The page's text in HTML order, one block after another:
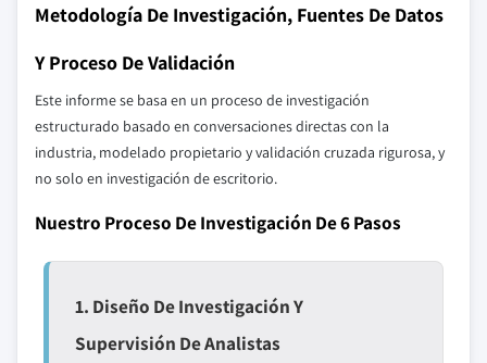
Metodología De Investigación, Fuentes De Datos
Y Proceso De Validación
Este informe se basa en un proceso de investigación
estructurado basado en conversaciones directas con la
industria, modelado propietario y validación cruzada rigurosa, y
no solo en investigación de escritorio.
Nuestro Proceso De Investigación De 6 Pasos
1. Diseño De Investigación Y
Supervisión De Analistas